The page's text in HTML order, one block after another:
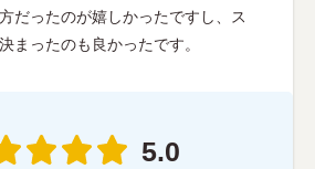
だったのが嬉しかったですし、ス
まったのも良かったです。
5.0